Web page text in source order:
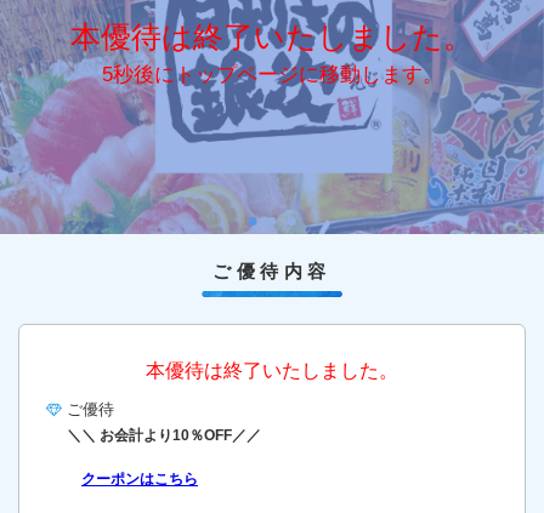
本優待は終了いたしました。
5秒後にトップページに移動します。
ご優待内容
本優待は終了いたしました。
ご優待
＼＼ お会計より10％OFF／／
クーポンはこちら